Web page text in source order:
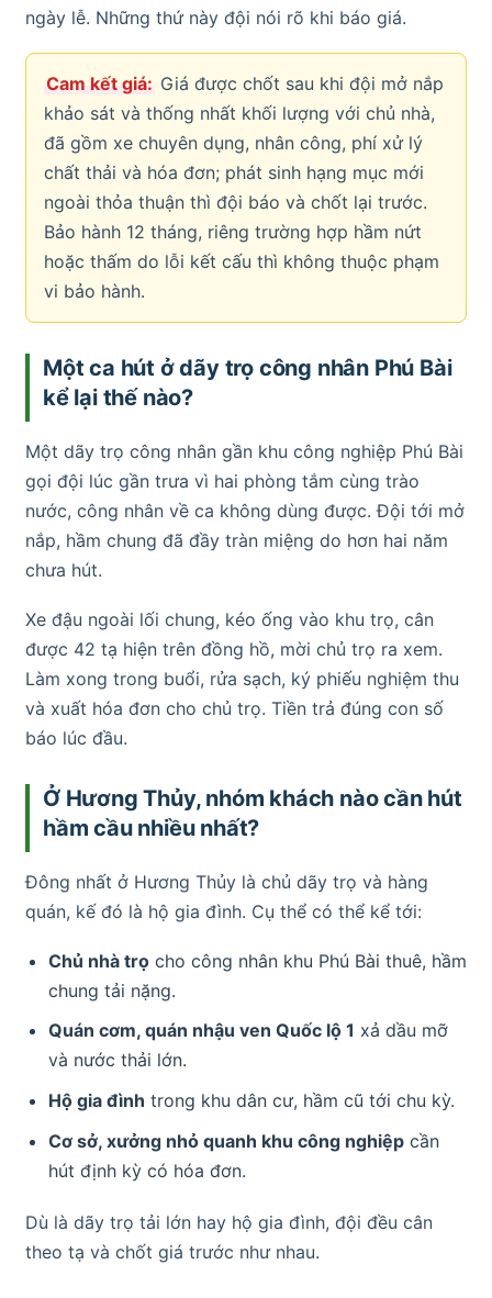
ngày lễ. Những thứ này đội nói rõ khi báo giá.
Cam kết giá: Giá được chốt sau khi đội mở nắp
khảo sát và thống nhất khối lượng với chủ nhà,
đã gồm xe chuyên dụng, nhân công, phí xử lý
chất thải và hóa đơn; phát sinh hạng mục mới
ngoài thỏa thuận thì đội báo và chốt lại trước.
Bảo hành 12 tháng, riêng trường hợp hầm nứt
hoặc thấm do lỗi kết cấu thì không thuộc phạm
vi bảo hành.
Một ca hút ở dãy trọ công nhân Phú Bài
kể lại thế nào?
Một dãy trọ công nhân gần khu công nghiệp Phú Bài
gọi đội lúc gần trưa vì hai phòng tắm cùng trào
nước, công nhân về ca không dùng được. Đội tới mở
nắp, hầm chung đã đầy tràn miệng do hơn hai năm
chưa hút.
Xe đậu ngoài lối chung, kéo ống vào khu trọ, cân
được 42 tạ hiện trên đồng hồ, mời chủ trọ ra xem.
Làm xong trong buổi, rửa sạch, ký phiếu nghiệm thu
và xuất hóa đơn cho chủ trọ. Tiền trả đúng con số
báo lúc đầu.
Ở Hương Thủy, nhóm khách nào cần hút
hầm cầu nhiều nhất?
Đông nhất ở Hương Thủy là chủ dãy trọ và hàng
quán, kế đó là hộ gia đình. Cụ thể có thể kể tới:
Chủ nhà trọcho công nhân khu Phú Bài thuê, hầm
chung tải nặng.
Quán cơm, quán nhậu ven Quốc lộ 1 xả dầu mỡ
và nước thải lớn.
Hộ gia đình trong khu dân cư, hầm cũ tới chu kỳ.
Cơ sở, xưởng nhỏ quanh khu công nghiệpcần
hút định kỳ có hóa đơn.
Dù là dãy trọ tải lớn hay hộ gia đình, đội đều cân
theo tạ và chốt giá trước như nhau.